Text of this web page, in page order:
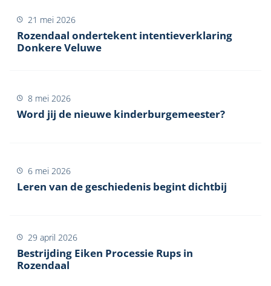
Rozendaal ondertekent intentieverklaring
Donkere Veluwe
21 mei 2026
Word jij de nieuwe kinderburgemeester?
8 mei 2026
Leren van de geschiedenis begint dichtbij
6 mei 2026
Bestrijding Eiken Processie Rups in
Rozendaal
29 april 2026